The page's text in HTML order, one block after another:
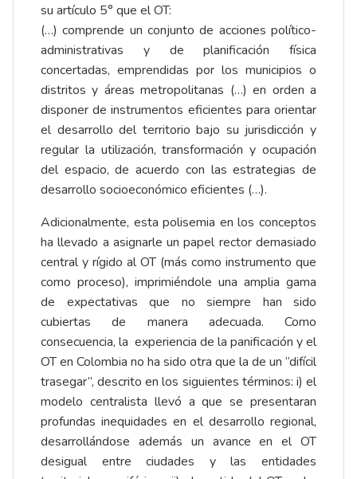
su artículo 5° que el OT:
(…) comprende un conjunto de acciones político-
administrativas y de planificación física
concertadas, emprendidas por los municipios o
distritos y áreas metropolitanas (…) en orden a
disponer de instrumentos eficientes para orientar
el desarrollo del territorio bajo su jurisdicción y
regular la utilización, transformación y ocupación
del espacio, de acuerdo con las estrategias de
desarrollo socioeconómico eficientes (…).
Adicionalmente, esta polisemia en los conceptos
ha llevado a asignarle un papel rector demasiado
central y rígido al OT (más como instrumento que
como proceso), imprimiéndole una amplia gama
de expectativas que no siempre han sido
cubiertas de manera adecuada. Como
consecuencia, la experiencia de la panificación y el
OT en Colombia no ha sido otra que la de un “difícil
trasegar”, descrito en los siguientes términos: i) el
modelo centralista llevó a que se presentaran
profundas inequidades en el desarrollo regional,
desarrollándose además un avance en el OT
desigual entre ciudades y las entidades